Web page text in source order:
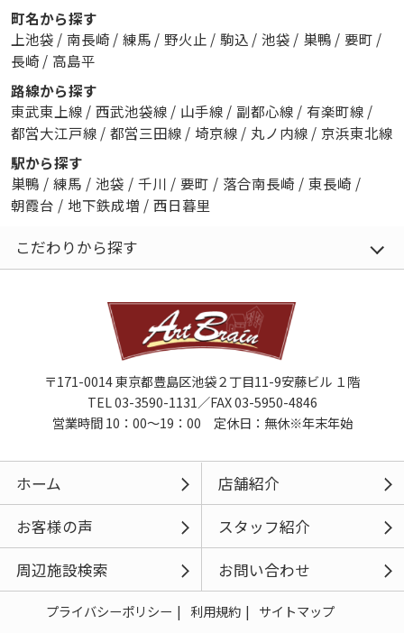
町名から探す
上池袋 / 南長崎 / 練馬 / 野火止 / 駒込 / 池袋 / 巣鴨 / 要町 /
長崎 / 高島平
路線から探す
東武東上線 / 西武池袋線 / 山手線 / 副都心線 / 有楽町線 /
都営大江戸線 / 都営三田線 / 埼京線 / 丸ノ内線 / 京浜東北線
駅から探す
巣鴨 / 練馬 / 池袋 / 千川 / 要町 / 落合南長崎 / 東長崎 /
朝霞台 / 地下鉄成増 / 西日暮里
こだわりから探す
〒171-0014 東京都豊島区池袋２丁目11-9安藤ビル １階
TEL 03-3590-1131／FAX 03-5950-4846
営業時間 10：00～19：00 定休日：無休※年末年始
ホーム
店舗紹介
お客様の声
スタッフ紹介
周辺施設検索
お問い合わせ
プライバシーポリシー 利用規約 サイトマップ